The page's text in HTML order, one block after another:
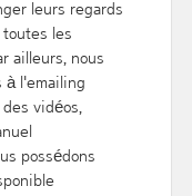
leurs regards
toutes les
ailleurs, nous
à l'emailing
vidéos,
possédons